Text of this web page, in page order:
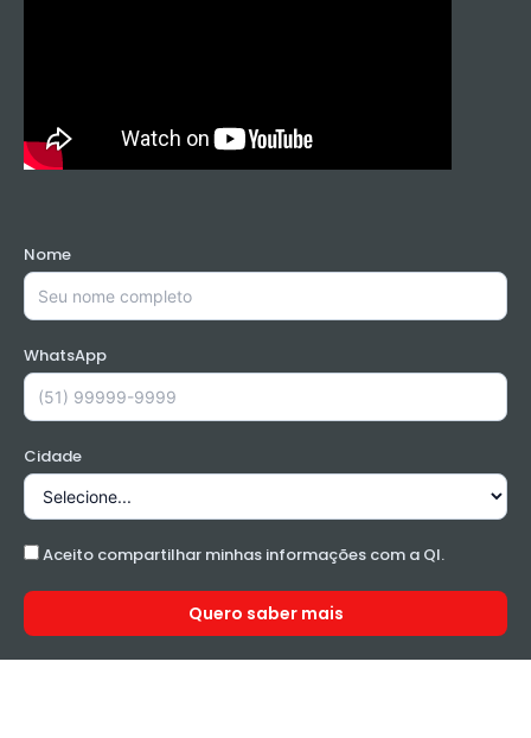
Nome
WhatsApp
Cidade
Aceito compartilhar minhas informações com a QI.
Quero saber mais